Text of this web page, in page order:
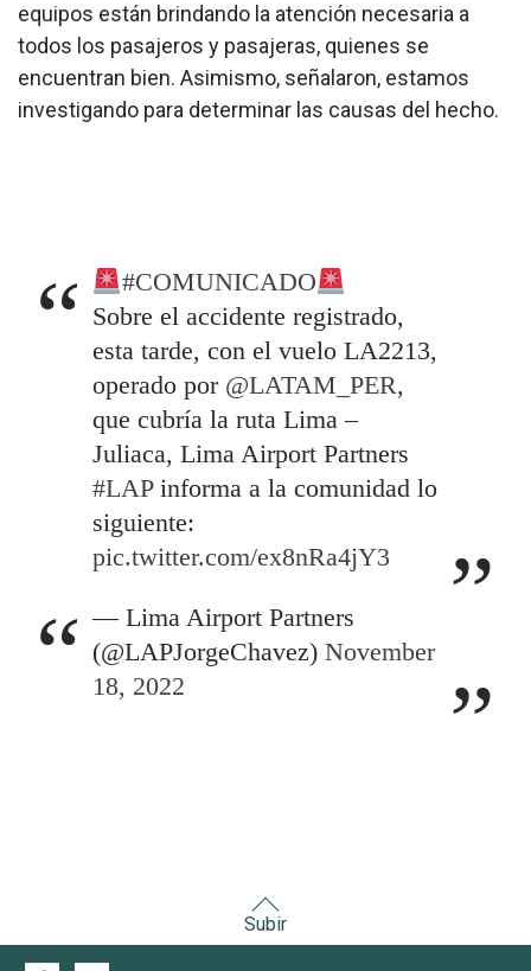
equipos están brindando la atención necesaria a
todos los pasajeros y pasajeras, quienes se
encuentran bien. Asimismo, señalaron, estamos
investigando para determinar las causas del hecho.
#COMUNICADO
Sobre el accidente registrado,
esta tarde, con el vuelo LA2213,
operado por @LATAM_PER,
que cubría la ruta Lima –
Juliaca, Lima Airport Partners
#LAPinforma a la comunidad lo
siguiente:
pic.twitter.com/ex8nRa4jY3
— Lima Airport Partners
(@LAPJorgeChavez) November
18, 2022
Subir